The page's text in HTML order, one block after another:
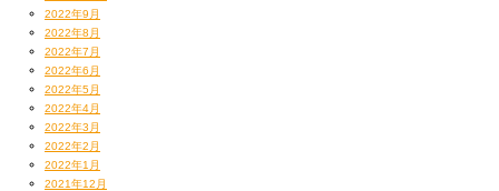
2022年9月
2022年8月
2022年7月
2022年6月
2022年5月
2022年4月
2022年3月
2022年2月
2022年1月
2021年12月